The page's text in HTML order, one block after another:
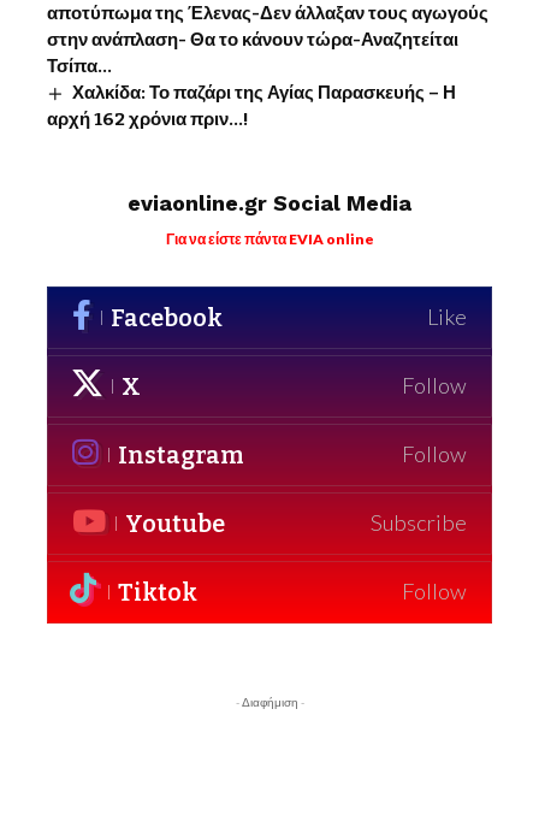
αποτύπωμα της Έλενας-Δεν άλλαξαν τους αγωγούς
στην ανάπλαση- Θα το κάνουν τώρα-Αναζητείται
Τσίπα…
Χαλκίδα: Το παζάρι της Αγίας Παρασκευής – Η
αρχή 162 χρόνια πριν…!
eviaonline.gr Social Media
Για να είστε πάντα EVIA online
Facebook Like
X Follow
Instagram Follow
Youtube Subscribe
Tiktok Follow
- Διαφήμιση -